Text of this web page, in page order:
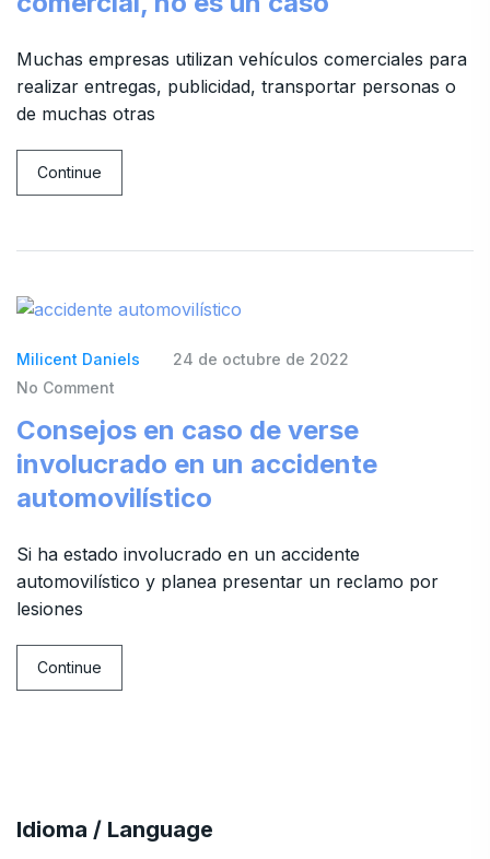
Muchas empresas utilizan vehículos comerciales para
realizar entregas, publicidad, transportar personas o
de muchas otras
Continue
Milicent Daniels
24 de octubre de 2022
No Comment
Consejos en caso de verse
involucrado en un accidente
automovilístico
Si ha estado involucrado en un accidente
automovilístico y planea presentar un reclamo por
lesiones
Continue
Idioma / Language